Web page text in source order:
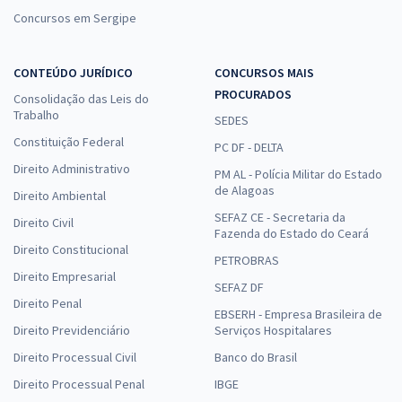
Concursos em Sergipe
CONTEÚDO JURÍDICO
Consolidação das Leis do
Trabalho
Constituição Federal
Direito Administrativo
Direito Ambiental
Direito Civil
Direito Constitucional
Direito Empresarial
Direito Penal
Direito Previdenciário
Direito Processual Civil
Direito Processual Penal
CONCURSOS MAIS
PROCURADOS
SEDES
PC DF - DELTA
PM AL - Polícia Militar do Estado
de Alagoas
SEFAZ CE - Secretaria da
Fazenda do Estado do Ceará
PETROBRAS
SEFAZ DF
EBSERH - Empresa Brasileira de
Serviços Hospitalares
Banco do Brasil
IBGE